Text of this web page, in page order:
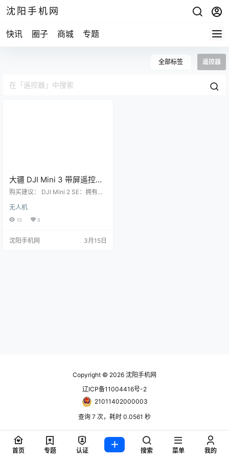
沈阳手机网
快讯 圈子 商城 专题
全部标签 遥控器
大疆 DJI Mini 3 带屏遥控器
版
购买建议： DJI Mini 2 SE：拥有优
短片功能，支持4倍数字变焦和10公
里图传，能够满足基本需求的同时
E，升级的1/1.3英寸传感器可以带来
无人机
13 0
沈阳手机网 3月15日
Copyright © 2026 沈阳手机网
辽ICP备11004416号-2
21011402000003
查询 7 次，耗时 0.0561 秒
首页 专题 认证 搜索 菜单 我的